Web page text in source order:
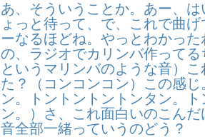
あ、そういうことか。あー、
ょっと待って、で、これで曲
ーなるほどね。やっとわかっ
の、ラジオでカリンバ作って
というマリンバのような音）
た？（コンコンコン）この感
ン。トントントントンタン。
ン。）さ、これ面白いのこん
音全部一緒っていうのどう？